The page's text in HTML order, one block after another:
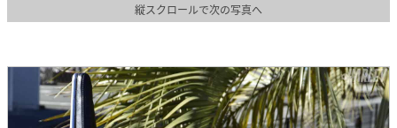
縦スクロールで次の写真へ